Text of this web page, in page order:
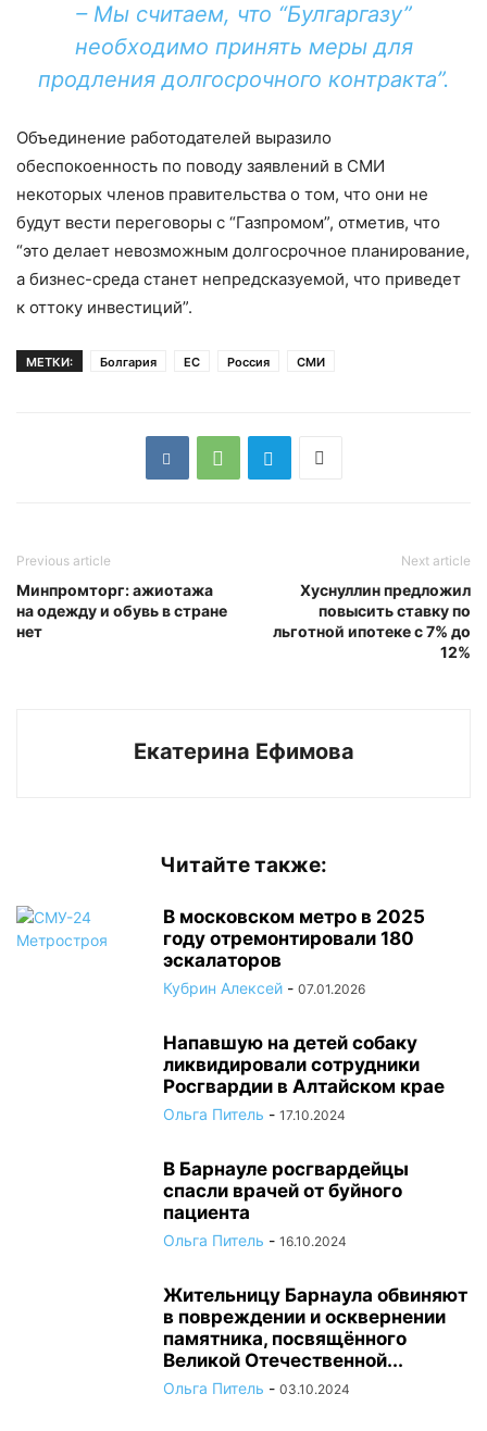
– Мы считаем, что “Булгаргазу”
необходимо принять меры для
продления долгосрочного контракта”.
Объединение работодателей выразило
обеспокоенность по поводу заявлений в СМИ
некоторых членов правительства о том, что они не
будут вести переговоры с “Газпромом”, отметив, что
“это делает невозможным долгосрочное планирование,
а бизнес-среда станет непредсказуемой, что приведет
к оттоку инвестиций”.
МЕТКИ: Болгария ЕС Россия СМИ
Previous article
Минпромторг: ажиотажа
на одежду и обувь в стране
нет
Next article
Хуснуллин предложил
повысить ставку по
льготной ипотеке с 7% до
12%
Екатерина Ефимова
Читайте также:
В московском метро в 2025
году отремонтировали 180
эскалаторов
Кубрин Алексей - 07.01.2026
Напавшую на детей собаку
ликвидировали сотрудники
Росгвардии в Алтайском крае
Ольга Питель - 17.10.2024
В Барнауле росгвардейцы
спасли врачей от буйного
пациента
Ольга Питель - 16.10.2024
Жительницу Барнаула обвиняют
в повреждении и осквернении
памятника, посвящённого
Великой Отечественной...
Ольга Питель - 03.10.2024